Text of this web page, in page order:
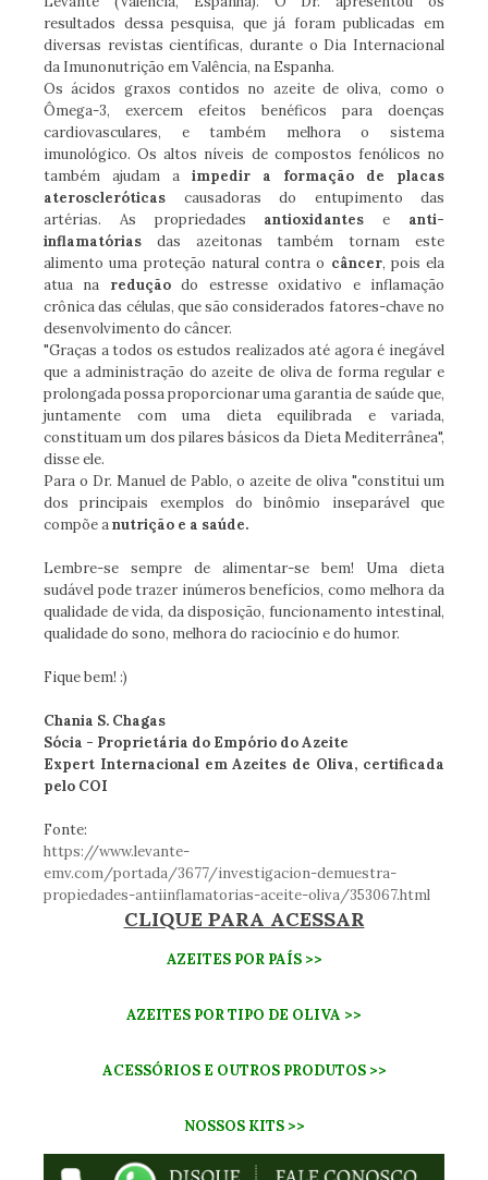
resultados dessa pesquisa, que já foram publicadas em
diversas revistas científicas, durante o Dia Internacional
da Imunonutrição em Valência, na Espanha.
Os ácidos graxos contidos no azeite de oliva, como o
Ômega-3, exercem efeitos benéficos para doenças
cardiovasculares, e também melhora o sistema
imunológico. Os altos níveis de compostos fenólicos no
também ajudam a impedir a formação de placas
ateroscleróticas causadoras do entupimento das
artérias. As propriedades antioxidantes e anti-
inflamatórias das azeitonas também tornam este
alimento uma proteção natural contra o câncer, pois ela
atua na reduçãodo estresse oxidativo e inflamação
crônica das células, que são considerados fatores-chave no
desenvolvimento do câncer.
"Graças a todos os estudos realizados até agora é inegável
que a administração do azeite de oliva de forma regular e
prolongada possa proporcionar uma garantia de saúde que,
juntamente com uma dieta equilibrada e variada,
constituam um dos pilares básicos da Dieta Mediterrânea",
disse ele.
Para o Dr. Manuel de Pablo, o azeite de oliva "constitui um
dos principais exemplos do binômio inseparável que
compõe anutrição e a saúde.
Lembre-se sempre de alimentar-se bem! Uma dieta
sudável pode trazer inúmeros benefícios, como melhora da
qualidade de vida, da disposição, funcionamento intestinal,
qualidade do sono, melhora do raciocínio e do humor.
Fique bem! :)
Chania S. Chagas
Sócia - Proprietária do Empório do Azeite
Expert Internacional em Azeites de Oliva, certificada
pelo COI
Fonte:
https://www.levante-
emv.com/portada/3677/investigacion-demuestra-
propiedades-antiinflamatorias-aceite-oliva/353067.html
CLIQUE PARA ACESSAR
AZEITES POR PAÍS >>
AZEITES POR TIPO DE OLIVA >>
ACESSÓRIOS E OUTROS PRODUTOS >>
NOSSOS KITS >>